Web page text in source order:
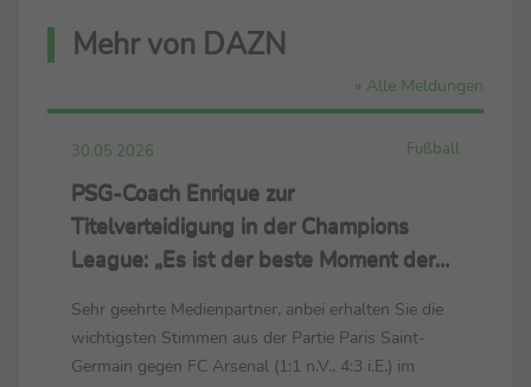
Mehr von DAZN
» Alle Meldungen
30.05.2026 Fußball
PSG-Coach Enrique zur
Titelverteidigung in der Champions
League: „Es ist der beste Moment der
Sehr geehrte Medienpartner, anbei erhalten Sie die
wichtigsten Stimmen aus der Partie Paris Saint-
Germain gegen FC Arsenal (1:1 n.V., 4:3 i.E.) im